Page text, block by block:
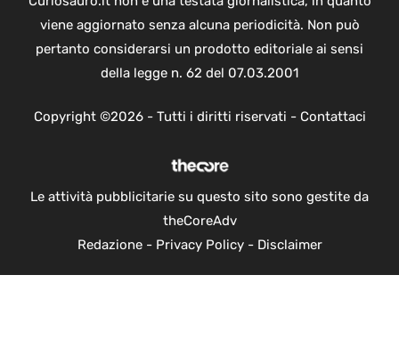
viene aggiornato senza alcuna periodicità. Non può
pertanto considerarsi un prodotto editoriale ai sensi
della legge n. 62 del 07.03.2001
Copyright ©2026 - Tutti i diritti riservati - Contattaci
Le attività pubblicitarie su questo sito sono gestite da
theCoreAdv
Redazione- Privacy Policy- Disclaimer